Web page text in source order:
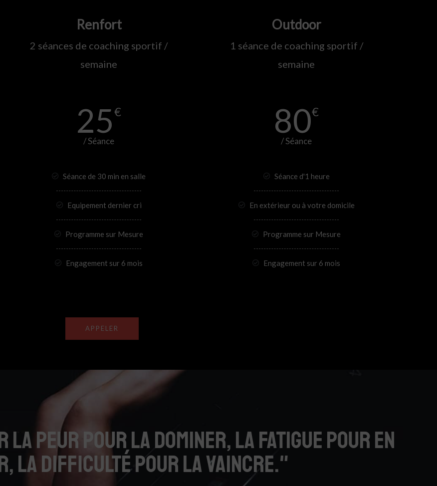
Renfort
2 séances de coaching sportif /
semaine
25€
/ Séance
Séance de 30 min en salle
Equipement dernier cri
Programme sur Mesure
Engagement sur 6 mois
Outdoor
1 séance de coaching sportif /
semaine
80€
/ Séance
Séance d'1 heure
En extérieur ou à votre domicile
Programme sur Mesure
Engagement sur 6 mois
APPELER
la peur pour la dominer, la fatigue pour en
la difficulté pour la vaincre."